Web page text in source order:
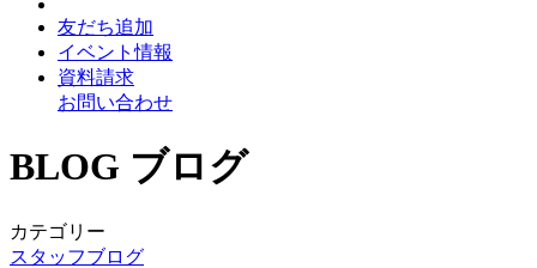
友だち追加
イベント情報
資料請求
お問い合わせ
BLOG ブログ
カテゴリー
スタッフブログ